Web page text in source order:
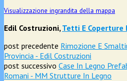
Visualizzazione ingrandita della mappa
Edil Costruzioni, Tetti E Coperture
post precedente Rimozione E
Provincia - Edil Costruzioni
post successivo Case In Legno
Romani - MM Strutture In Legno